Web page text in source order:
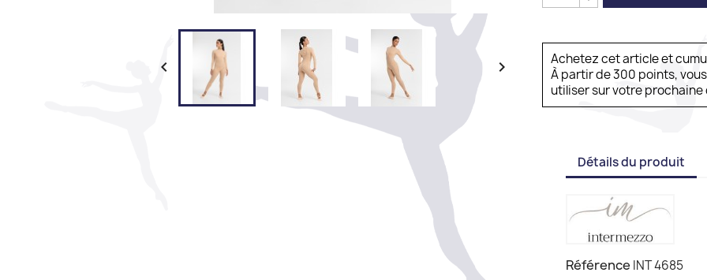
  Achetez cet article et
À partir de 300 points,
utiliser sur votre prochaine
Détails du produit
Référence INT 4685